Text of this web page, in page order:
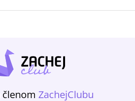
začiatkom leta v roku 2014, novinárka
Mailerovej je ďalším napínavým
príbehom švajčiarskeho
Joëla Dickera, úspešného autora
Pravda o afére Harryho Queberta.
členom ZachejClubu